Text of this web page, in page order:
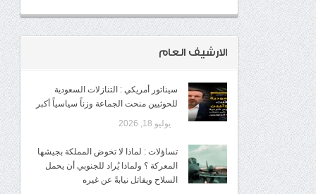
الارشيف العام
سيناتور أمريكي : التنازلات السعودية
للحوثيين منحت الجماعة وزناً سياسياً أكبر
يوليو 18, 2026
تساؤلات : لماذا لا تخوض المملكة بجيشها
المعركة ؟ ولماذا يُراد للجنوبي أن يحمل
السلاح ويقاتل نيابةً عن غيره